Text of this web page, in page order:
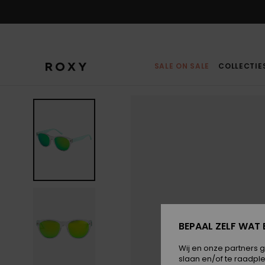
SALE ON SALE
BEPAAL ZELF WAT
Wij en onze partners
slaan en/of te